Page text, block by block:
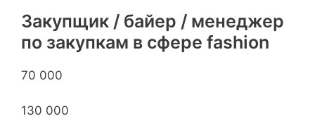
Закупщик / байер / менеджер
по закупкам в сфере fashion
70 000
130 000